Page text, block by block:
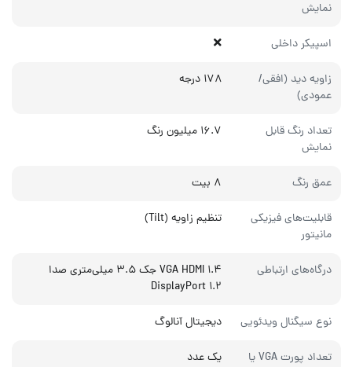
نمایش
اسپیکر داخلی
زاویه دید (افقی/
عمودی)
۱۷۸ درجه
تعداد رنگ قابل
نمایش
۱۶.۷ میلیون رنگ
عمق رنگ ۸ بیت
قابلیت‌های فیزیکی
مانیتور
تنظیم زاویه (Tilt)
درگاه‌های ارتباطی
VGA HDMI ۱.۴ جک ۳.۵ میلی‌متری صدا
DisplayPort ۱.۲
نوع سیگنال ویدئویی دیجیتال آنالوگ
تعداد پورت VGA یا
یک عدد